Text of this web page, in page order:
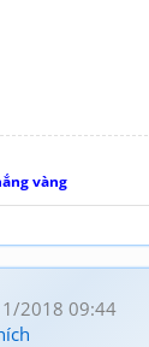
vàng
2018 09:44